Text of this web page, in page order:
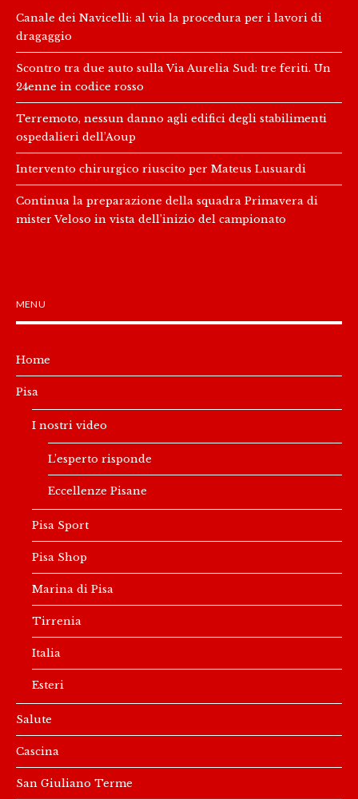
Canale dei Navicelli: al via la procedura per i lavori di
dragaggio
Scontro tra due auto sulla Via Aurelia Sud: tre feriti. Un
24enne in codice rosso
Terremoto, nessun danno agli edifici degli stabilimenti
ospedalieri dell’Aoup
Intervento chirurgico riuscito per Mateus Lusuardi
Continua la preparazione della squadra Primavera di
mister Veloso in vista dell’inizio del campionato
MENU
Home
Pisa
I nostri video
L’esperto risponde
Eccellenze Pisane
Pisa Sport
Pisa Shop
Marina di Pisa
Tirrenia
Italia
Esteri
Salute
Cascina
San Giuliano Terme